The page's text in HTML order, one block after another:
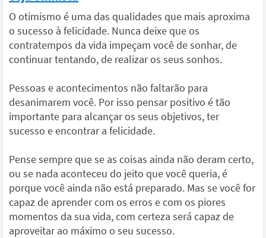
O otimismo é uma das qualidades que mais aproxima
o sucesso à felicidade. Nunca deixe que os
contratempos da vida impeçam você de sonhar, de
continuar tentando, de realizar os seus sonhos.
Pessoas e acontecimentos não faltarão para
desanimarem você. Por isso pensar positivo é tão
importante para alcançar os seus objetivos, ter
sucesso e encontrar a felicidade.
Pense sempre que se as coisas ainda não deram certo,
ou se nada aconteceu do jeito que você queria, é
porque você ainda não está preparado. Mas se você for
capaz de aprender com os erros e com os piores
momentos da sua vida, com certeza será capaz de
aproveitar ao máximo o seu sucesso.